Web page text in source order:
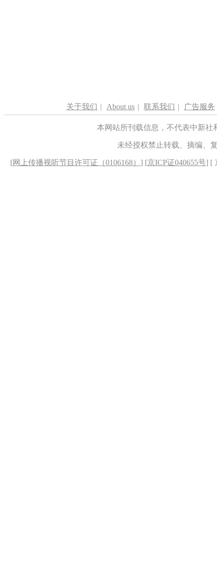
关于我们 | About us | 联系我们 | 广告服务
本网站所刊载信息，不代表中新
未经授权禁止转载、摘编、
[网上传播视听节目许可证（0106168） ] [京ICP证040655号] [